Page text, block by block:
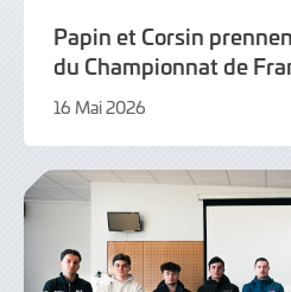
Papin et Corsin
du Championnat de
16 Mai 2026
Mai